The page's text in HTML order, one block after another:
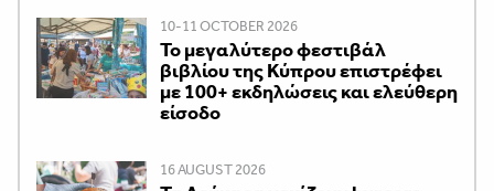
10-11 OCTOBER 2026
Το μεγαλύτερο φεστιβάλ
βιβλίου της Κύπρου επιστρέφει
με 100+ εκδηλώσεις και ελεύθερη
είσοδο
16 AUGUST 2026